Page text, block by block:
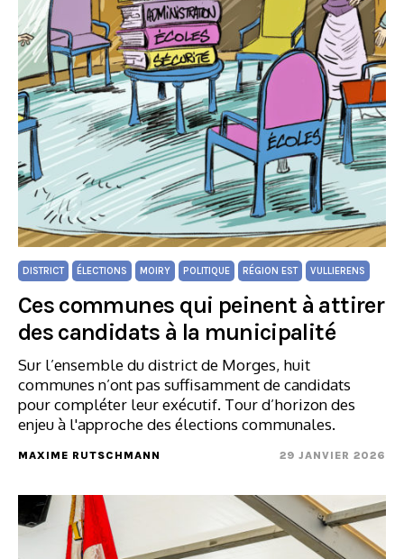
DISTRICT ÉLECTIONS MOIRY POLITIQUE RÉGION EST VULLIERENS
Ces communes qui peinent à attirer
des candidats à la municipalité
Sur l’ensemble du district de Morges, huit
communes n’ont pas suffisamment de candidats
pour compléter leur exécutif. Tour d’horizon des
enjeu à l'approche des élections communales.
MAXIME RUTSCHMANN 29 JANVIER 2026